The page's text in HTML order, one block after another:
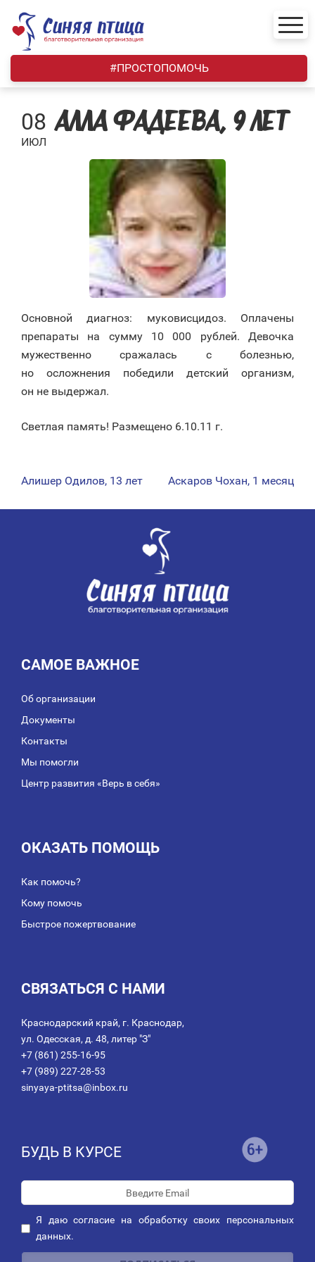
content
#ПРОСТОПОМОЧЬ
08
ИЮЛ
АЛЛА ФАДЕЕВА, 9 ЛЕТ
Основной диагноз: муковисцидоз. Оплачены
препараты на сумму 10 000 рублей. Девочка
мужественно сражалась с болезнью,
но осложнения победили детский организм,
он не выдержал.
Светлая память! Размещено 6.10.11 г.
НАВИГАЦИЯ
ПО
Алишер Одилов, 13 лет Аскаров Чохан, 1 месяц
САМОЕ ВАЖНОЕ
Об организации
Документы
Контакты
Мы помогли
Центр развития «Верь в себя»
ОКАЗАТЬ ПОМОЩЬ
Как помочь?
Кому помочь
Быстрое пожертвование
СВЯЗАТЬСЯ С НАМИ
Краснодарский край, г. Краснодар,
ул. Одесская, д. 48, литер "З"
+7 (861) 255-16-95
+7 (989) 227-28-53
sinyaya-ptitsa@inbox.ru
БУДЬ В КУРСЕ
Я даюсогласие на обработку своих персональных
данных.